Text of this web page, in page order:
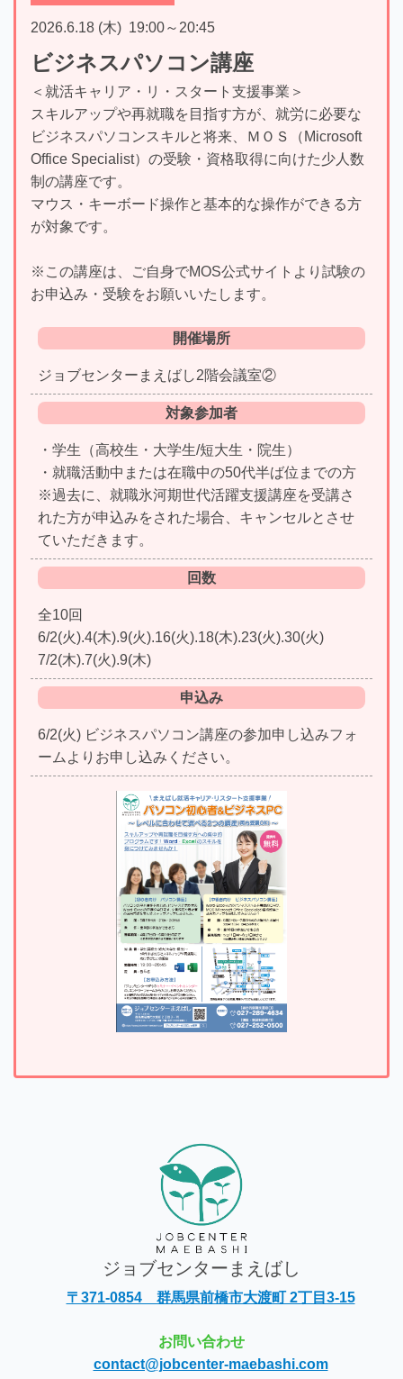
2026.6.18 (木) 19:00～ 20:45
ビジネスパソコン講座
＜就活キャリア・リ・スタート支援事業＞
スキルアップや再就職を目指す方が、就労に必要な
ビジネスパソコンスキルと将来、ＭＯＳ（Microsoft
Office Specialist）の受験・資格取得に向けた少人数
制の講座です。
マウス・キーボード操作と基本的な操作ができる方
が対象です。
※この講座は、ご自身でMOS公式サイトより試験の
お申込み・受験をお願いいたします。
開催場所
ジョブセンターまえばし2階会議室②
対象参加者
・学生（高校生・大学生/短大生・院生）
・就職活動中または在職中の50代半ば位までの方
※過去に、就職氷河期世代活躍支援講座を受講さ
れた方が申込みをされた場合、キャンセルとさせ
ていただきます。
回数
全10回
6/2(火).4(木).9(火).16(火).18(木).23(火).30(火)
7/2(木).7(火).9(木)
申込み
6/2(火) ビジネスパソコン講座の参加申し込みフォ
ームよりお申し込みください。
ジョブセンターまえばし
〒371-0854 群馬県前橋市大渡町 2丁目3-15
お問い合わせ
contact@jobcenter-maebashi.com